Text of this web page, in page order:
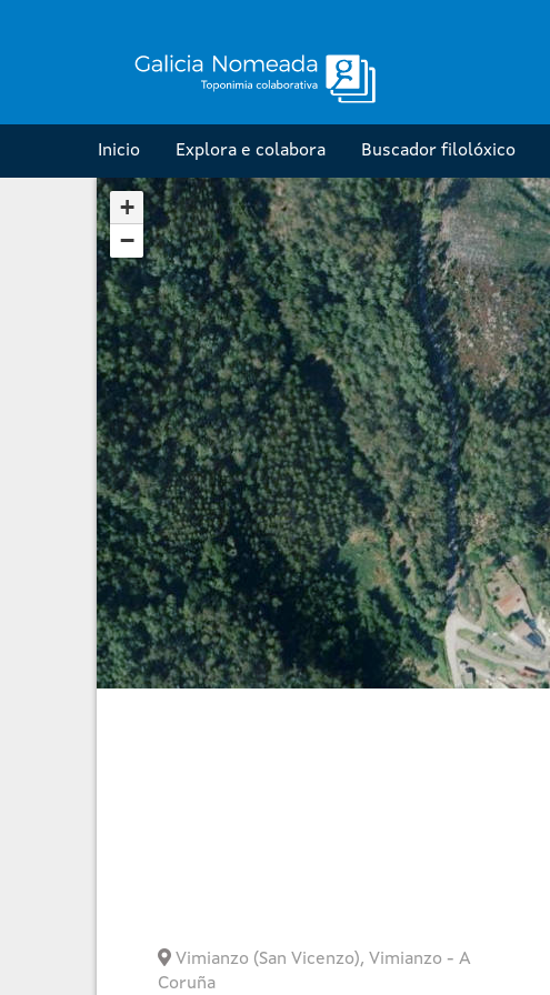
Inicio Explora e colabora Buscador filolóxico
+
−
Vimianzo (San Vicenzo), Vimianzo - A
Coruña